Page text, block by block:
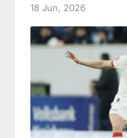
18 Jun, 2026